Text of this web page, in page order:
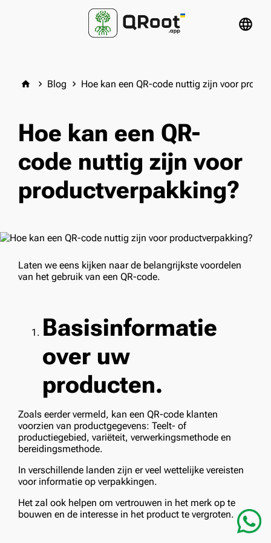
language
home keyboard_arrow_right Blog keyboard_arrow_right Hoe kan een QR-code nuttig zijn voor
Hoe kan een QR-
code nuttig zijn voor
productverpakking?
Laten we eens kijken naar de belangrijkste voordelen
van het gebruik van een QR-code.
Basisinformatie
over uw
producten.
Zoals eerder vermeld, kan een QR-code klanten
voorzien van productgegevens: Teelt- of
productiegebied, variëteit, verwerkingsmethode en
bereidingsmethode.
In verschillende landen zijn er veel wettelijke vereisten
voor informatie op verpakkingen.
Het zal ook helpen om vertrouwen in het merk op te
bouwen en de interesse in het product te vergroten.